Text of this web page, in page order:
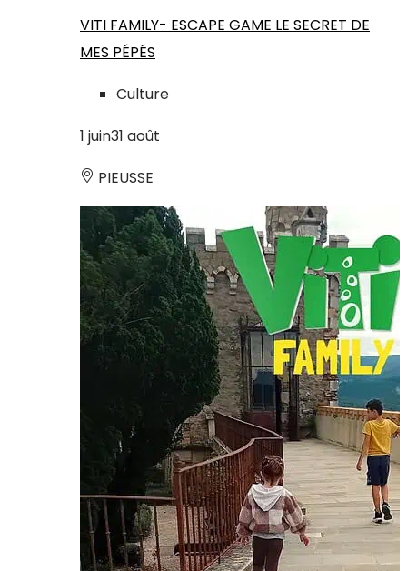
VITI FAMILY- ESCAPE GAME LE SECRET DE
MES PÉPÉS
Culture
1 juin31 août
PIEUSSE